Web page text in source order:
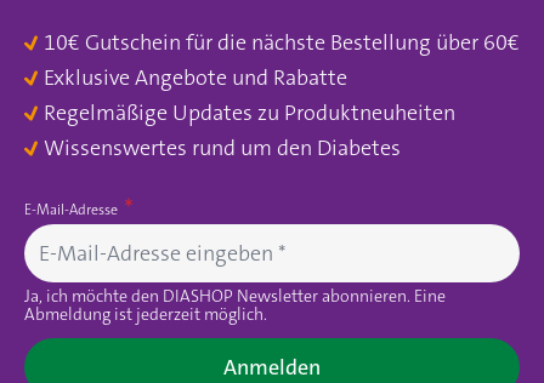
10€ Gutschein für die nächste Bestellung über 60€
Exklusive Angebote und Rabatte
Regelmäßige Updates zu Produktneuheiten
Wissenswertes rund um den Diabetes
E-Mail-Adresse
Ja, ich möchte den DIASHOP Newsletter abonnieren. Eine
Abmeldung ist jederzeit möglich.
Anmelden